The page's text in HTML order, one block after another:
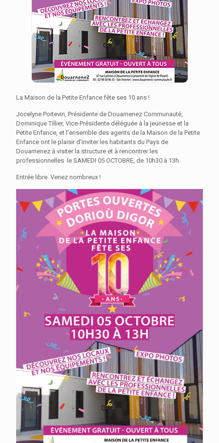
La Maison de la Petite Enfance fête ses 10 ans !
Jocelyne Poitevin, Présidente de Douarnenez Communauté,
Dominique Tillier, Vice-Présidente déléguée à la jeunesse et la
Petite Enfance, et l’ensemble des agents de la Maison de la Petite
Enfance ont le plaisir d’inviter les habitants du Pays de
Douarnenez à visiter la structure et à rencontrer les
professionnelles le SAMEDI 05 OCTOBRE, de 10h30 à 13h.
Entrée libre. Venez nombreux !